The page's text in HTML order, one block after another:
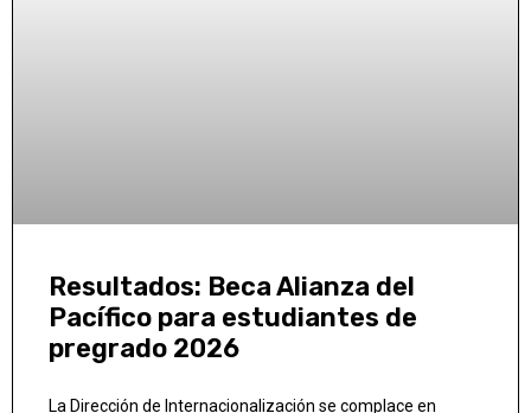
Resultados: Beca Alianza del
Pacífico para estudiantes de
pregrado 2026
La Dirección de Internacionalización se complace en